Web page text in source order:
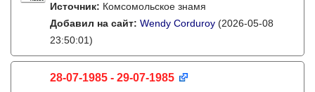
Источник: Комсомольское знамя
Добавил на сайт: Wendy Corduroy (2026-05-08
23:50:01)
28-07-1985 - 29-07-1985